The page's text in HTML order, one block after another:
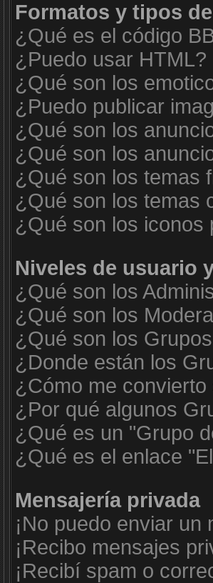
Formatos y tipos
¿Qué es el código
¿Puedo usar HTML?
¿Qué son los
¿Puedo publicar
¿Qué son los
¿Qué son los
¿Qué son los temas
¿Qué son los temas
¿Qué son los iconos
Niveles de usuario
¿Qué son los
¿Qué son los
¿Qué son los
¿Donde están los
¿Cómo me
¿Por qué algunos
¿Qué es un "Grupo
¿Qué es el enlace
Mensajería privada
¡No puedo enviar un
¡Recibo mensajes
¡Recibí spam o